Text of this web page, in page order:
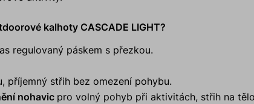
kalhoty CASCADE LIGHT?
regulovaný páskem s přezkou.
příjemný střih bez omezení pohybu.
nohavic pro volný pohyb při aktivitách, střih na